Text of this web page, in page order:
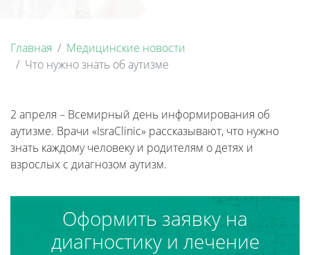
Главная
Медицинские новости
Что нужно знать об аутизме
2 апреля – Всемирный день информирования об
аутизме. Врачи «IsraClinic» рассказывают, что нужно
знать каждому человеку и родителям о детях и
взрослых с диагнозом аутизм.
Оформить заявку на
диагностику и лечение